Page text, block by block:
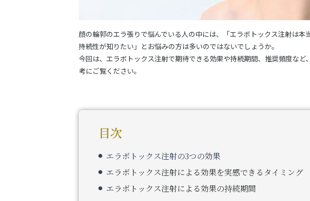
顔の輪郭のエラ張りで悩んでいる人の中には、「エラボトックス注射は
持続性が知りたい」とお悩みの方は多いのではないでしょうか。
今回は、エラボトックス注射で期待できる効果や持続期間、推奨頻度な
考にご覧ください。
目次
エラボトックス注射の3つの効果
エラボトックス注射による効果を実感できるタイミング
エラボトックス注射による効果の持続期間